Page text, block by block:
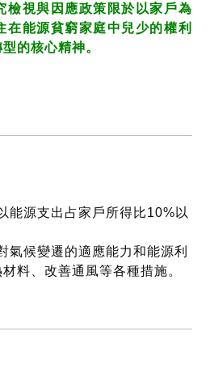
檢視與因應政策限於以家戶為
在能源貧窮家庭中兒少的權利
的核心精神。
能源支出占家戶所得比10%以
氣候變遷的適應能力和能源利
料、改善通風等各種措施。